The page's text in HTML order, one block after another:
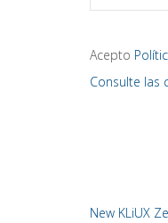
Acepto
Consulte las
New KLiUX